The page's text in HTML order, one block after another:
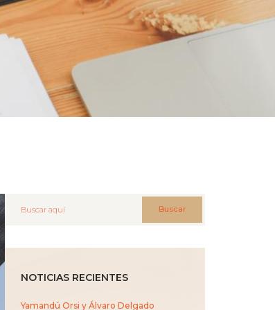
Buscar
NOTICIAS RECIENTES
Yamandú Orsi y Álvaro Delgado